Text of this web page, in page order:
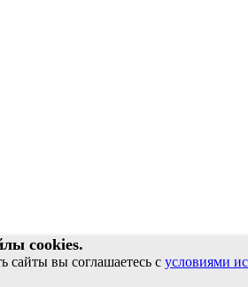
cookies.
сайты вы соглашаетесь с условиями